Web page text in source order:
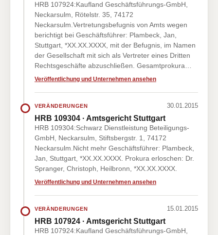
HRB 107924:Kaufland Geschäftsführungs-GmbH,
Neckarsulm, Rötelstr. 35, 74172
Neckarsulm.Vertretungsbefugnis von Amts wegen
berichtigt bei Geschäftsführer: Plambeck, Jan,
Stuttgart, *XX.XX.XXXX, mit der Befugnis, im Namen
der Gesellschaft mit sich als Vertreter eines Dritten
Rechtsgeschäfte abzuschließen. Gesamtprokura…
Veröffentlichung und Unternehmen ansehen
VERÄNDERUNGEN 30.01.2015
HRB 109304 · Amtsgericht Stuttgart
HRB 109304:Schwarz Dienstleistung Beteiligungs-
GmbH, Neckarsulm, Stiftsbergstr. 1, 74172
Neckarsulm.Nicht mehr Geschäftsführer: Plambeck,
Jan, Stuttgart, *XX.XX.XXXX. Prokura erloschen: Dr.
Spranger, Christoph, Heilbronn, *XX.XX.XXXX.
Veröffentlichung und Unternehmen ansehen
VERÄNDERUNGEN 15.01.2015
HRB 107924 · Amtsgericht Stuttgart
HRB 107924:Kaufland Geschäftsführungs-GmbH,